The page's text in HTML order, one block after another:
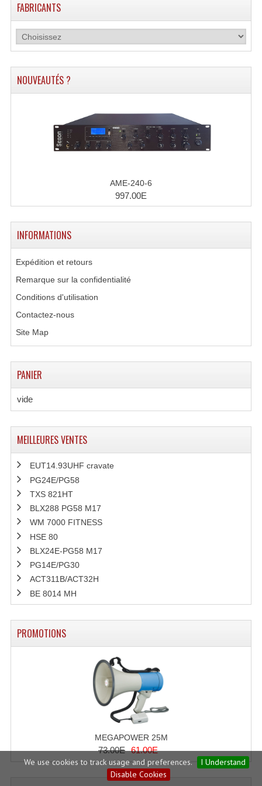
We use cookies to track usage and preferences.
I Understand
Disable Cookies
FABRICANTS
NOUVEAUTÉS ?
AME-240-6
997.00E
INFORMATIONS
Expédition et retours
Remarque sur la confidentialité
Conditions d'utilisation
Contactez-nous
Site Map
PANIER
vide
MEILLEURES VENTES
EUT14.93UHF cravate
PG24E/PG58
TXS 821HT
BLX288 PG58 M17
WM 7000 FITNESS
HSE 80
BLX24E-PG58 M17
PG14E/PG30
ACT311B/ACT32H
BE 8014 MH
PROMOTIONS
MEGAPOWER 25M
73.00E 61.00E